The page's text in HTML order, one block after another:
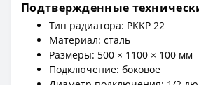
Подтвержденные
Тип радиатора: PKKP 22
Материал: сталь
Размеры: 500 × 1100 × 100 мм
Подключение: боковое